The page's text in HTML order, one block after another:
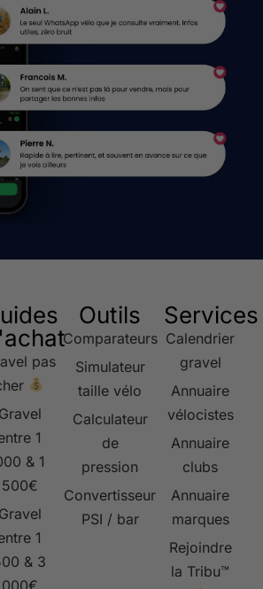
pas
Gravel
1
& 1
500€
Gravel
1
& 3
000€
Outils
Comparateurs
Simulateur
taille vélo
Calculateur
de
pression
Convertisseur
PSI / bar
Services
Calendrier
gravel
Annuaire
vélocistes
Annuaire
clubs
Annuaire
marques
Rejoindre
la Tribu™